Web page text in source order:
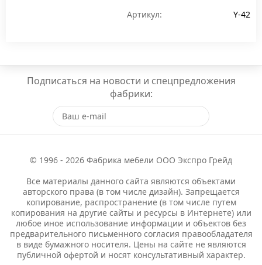
Артикул: Y-42
Подписаться на новости и спецпредложения
фабрики:
© 1996 - 2026 Фабрика мебели ООО Экспро Грейд
Все материалы данного сайта являются объектами
авторского права (в том числе дизайн). Запрещается
копирование, распространение (в том числе путем
копирования на другие сайты и ресурсы в Интернете) или
любое иное использование информации и объектов без
предварительного письменного согласия правообладателя
в виде бумажного носителя. Цены на сайте не являются
публичной офертой и носят консультативный характер.